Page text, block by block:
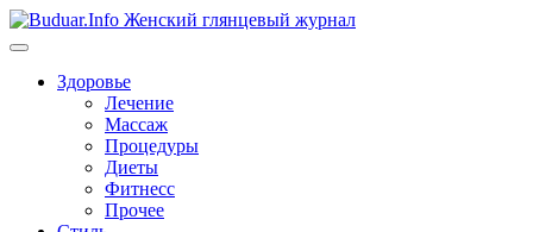
Перейти
к
Здоровье
Лечение
Массаж
Процедуры
Диеты
Фитнесс
Прочее